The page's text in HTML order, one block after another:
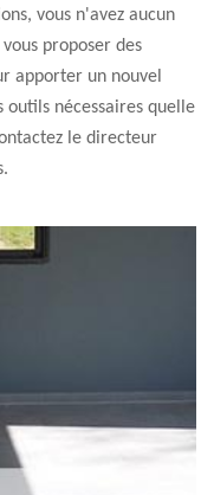
vous n'avez aucun
proposer des
apporter un nouvel
outils nécessaires quelle
le directeur